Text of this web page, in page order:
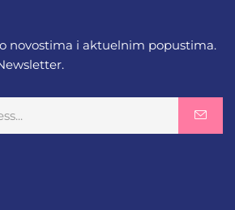
novostima i aktuelnim popustima.